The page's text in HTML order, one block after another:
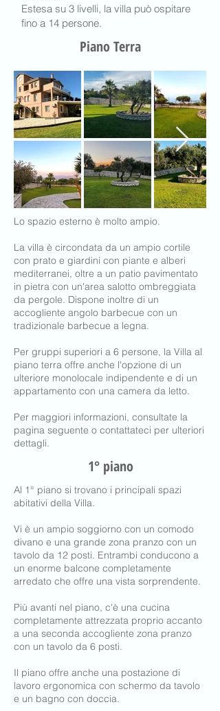
Estesa su 3 livelli, la villa può ospitare
fino a 14 persone.
Piano Terra
Lo spazio esterno è molto ampio.
La villa è circondata da un ampio cortile
con prato e giardini con piante e alberi
mediterranei, oltre a un patio pavimentato
in pietra con un'area salotto ombreggiata
da pergole. Dispone inoltre di un
accogliente angolo barbecue con un
tradizionale barbecue a legna.
Per gruppi superiori a 6 persone, la Villa al
piano terra offre anche l'opzione di un
ulteriore monolocale indipendente e di un
appartamento con una camera da letto.
Per maggiori informazioni, consultate la
pagina seguente o contattateci per ulteriori
dettagli.
1° piano
Al 1° piano si trovano i principali spazi
abitativi della Villa.
Vi è un ampio soggiorno con un comodo
divano e una grande zona pranzo con un
tavolo da 12 posti. Entrambi conducono a
un enorme balcone completamente
arredato che offre una vista sorprendente.
Più avanti nel piano, c'è una cucina
completamente attrezzata proprio accanto
a una seconda accogliente zona pranzo
con un tavolo da 6 posti.
Il piano offre anche una postazione di
lavoro ergonomica con schermo da tavolo
e un bagno con doccia.